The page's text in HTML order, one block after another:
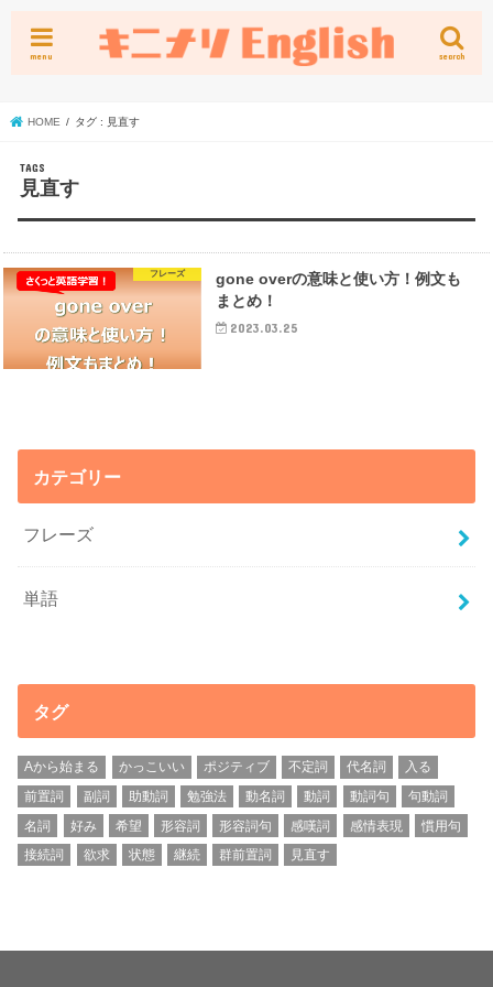
search
menu
HOME タグ : 見直す
見直す
フレーズ
gone overの意味と使い方！例文も
まとめ！
2023.03.25
カテゴリー
フレーズ
単語
タグ
Aから始まる かっこいい ポジティブ 不定詞 代名詞
入る
前置詞
副詞 助動詞 勉強法 動名詞 動詞 動詞句
句動詞
名詞
好み 希望 形容詞 形容詞句 感嘆詞 感情表現
慣用句
接続詞
欲求 状態 継続 群前置詞 見直す